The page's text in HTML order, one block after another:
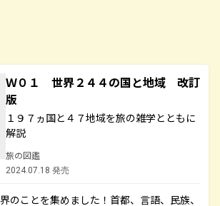
Ｗ０１ 世界２４４の国と地域 改訂
版
１９７ヵ国と４７地域を旅の雑学とともに
解説
旅の図鑑
2024.07.18 発売
のことを集めました！首都、言語、民族、